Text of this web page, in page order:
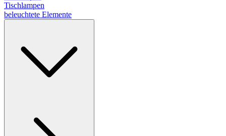
Tischlampen
beleuchtete Elemente